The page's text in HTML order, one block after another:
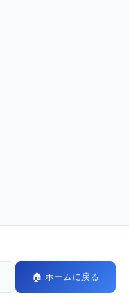
🏠 ホームに戻る